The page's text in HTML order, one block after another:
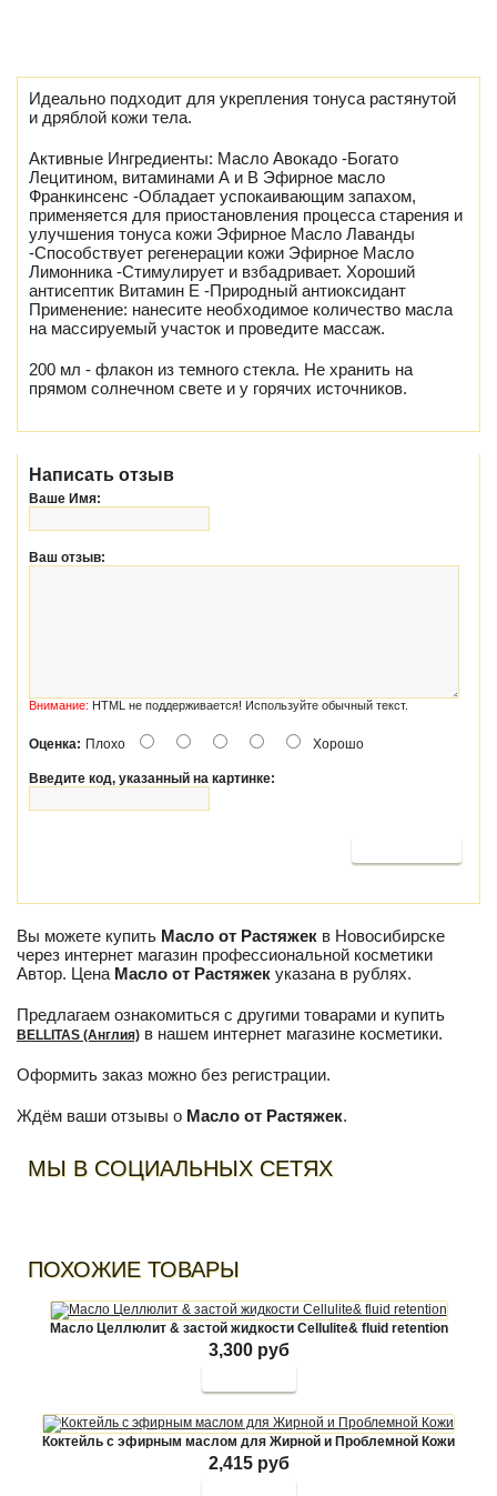
Идеально подходит для укрепления тонуса растянутой
и дряблой кожи тела.
Активные Ингредиенты: Масло Авокадо -Богато
Лецитином, витаминами А и В Эфирное масло
Франкинсенс -Обладает успокаивающим запахом,
применяется для приостановления процесса старения и
улучшения тонуса кожи Эфирное Масло Лаванды
-Способствует регенерации кожи Эфирное Масло
Лимонника -Стимулирует и взбадривает. Хороший
антисептик Витамин Е -Природный антиоксидант
Применение: нанесите необходимое количество масла
на массируемый участок и проведите массаж.
200 мл - флакон из темного стекла. Не хранить на
прямом солнечном свете и у горячих источников.
Написать отзыв
Ваше Имя:
Ваш отзыв:
Внимание: HTML не поддерживается! Используйте обычный текст.
Оценка: Плохо Хорошо
Введите код, указанный на картинке:
Вы можете купить Масло от Растяжек в Новосибирске
через интернет магазин профессиональной косметики
Автор. Цена Масло от Растяжек указана в рублях.
Предлагаем ознакомиться с другими товарами и купить
BELLITAS (Англия) в нашем интернет магазине косметики.
Оформить заказ можно без регистрации.
Ждём ваши отзывы о Масло от Растяжек.
МЫ В СОЦИАЛЬНЫХ СЕТЯХ
ПОХОЖИЕ ТОВАРЫ
Масло Целлюлит & застой жидкости Cellulite& fluid retention
3,300 руб
Коктейль с эфирным маслом для Жирной и Проблемной Кожи
2,415 руб